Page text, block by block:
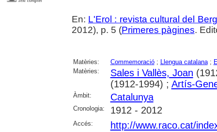
En: L'Erol : revista cultural del
2012), p. 5 (Primeres pàgines.
Matèries: Commemoració; Llengua catalana;
Matèries:
Sales i Vallès, Joan
(1912-1994) ; Artís-
Àmbit: Catalunya
Cronologia: 1912 - 2012
Accés: http://www.raco.cat/